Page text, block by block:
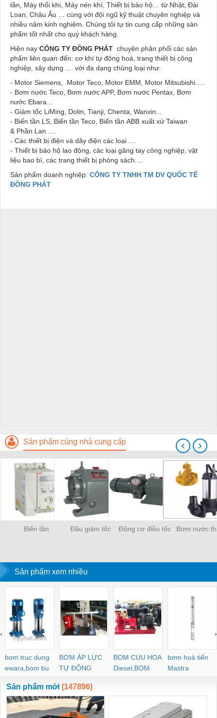
tần, Máy thổi khí, Máy nén khí, Thiết bị bảo hộ… từ Nhật, Đài
Loan, Châu Âu … cùng với đội ngũ kỹ thuật chuyên nghiệp và
nhiều năm kinh nghiệm. Chúng tôi tự tin cung cấp những sản
phẩm tốt nhất cho quý khách hàng.
Hiện nay CÔNG TY ĐỒNG PHÁT chuyên phân phối các sản
phẩm liên quan đến: cơ khí tự động hoá, trang thiết bị công
nghiệp, xây dựng .... với đa dạng chủng loại như:
- Motor Siemens, Motor Teco, Motor EMM, Motor Mitsubishi.....
- Bơm nước Teco, Bơm nước APP, Bơm nước Pentax, Bơm
nước Ebara...
- Giảm tốc LiMing, Dolin, Tianji, Chenta, Wanxin...
- Biến tần LS, Biến tần Teco, Biến tần ABB xuất xứ Taiwan
& Phần Lan ....
- Các thiết bị điện và dây điện các loại ....
- Thiết bị bảo hộ lao động, các loại găng tay công nghiệp, vật
liệu bao bì, các trang thiết bị phòng sách....
Sản phẩm doanh nghiệp: CÔNG TY TNHH TM DV QUỐC TẾ
ĐỒNG PHÁT
Sản phẩm cùng nhà cung cấp
Biến tần Đầu giảm tốc Động cơ điều tốc Bơm nước
‹ ›
Sản phẩm xem nhiều
bom truc dung
ewara,bom bu
ewara
BƠM ÁP LỰC
TỰ ĐỘNG
BOM CUU HOA
Diesel,BOM
CHUA CHAY
bơm hoả tiển
Mastra
‹ ›
Sản phẩm mới (147896)